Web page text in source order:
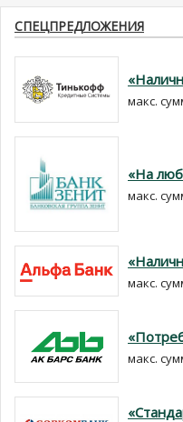
СПЕЦПРЕДЛОЖЕНИЯ
макс.
«На
макс.
макс.
макс.